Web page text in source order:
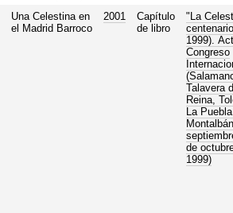
Una Celestina en
el Madrid Barroco
2001
Capítulo
de libro
"La
1999).
Congreso
Talavera
Reina,
La
de
1999)